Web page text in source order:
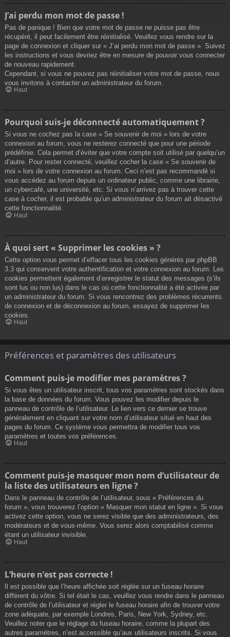
J’ai perdu mon mot de passe !
Pas de panique ! Bien que votre mot de passe ne puisse pas être
récupéré, il peut facilement être réinitialisé. Veuillez vous rendre sur la
page de connexion et cliquer sur « J’ai perdu mon mot de passe ». Suivez
les instructions et vous devriez être en mesure de pouvoir vous connecter
de nouveau rapidement.
Cependant, si vous ne pouvez pas réinitialiser votre mot de passe, nous
vous invitons à contacter un administrateur du forum.
Haut
Pourquoi suis-je déconnecté automatiquement ?
Si vous ne cochez pas la case « Se souvenir de moi » lors de votre
connexion au forum, vous ne resterez connecté que pour une période
prédéfinie. Cela permet d’éviter que votre compte soit utilisé par quelqu’un
d’autre. Pour rester connecté, veuillez cocher la case « Se souvenir de
moi » lors de votre connexion au forum. Ceci n’est pas recommandé si
vous accédez au forum depuis un ordinateur public, comme une librairie,
un cybercafé, une université, etc. Si vous n’arrivez pas à trouver cette
case à cocher, il est probable qu’un administrateur du forum ait désactivé
cette fonctionnalité.
Haut
À quoi sert « Supprimer les cookies » ?
Cette option vous permet d’effacer tous les cookies générés par phpBB
3.3 qui conservent votre authentification et votre connexion au forum. Les
cookies permettent également d’enregistrer le statut des messages (s’ils
sont lus ou non lus) dans le cas où cette fonctionnalité a été activée par
un administrateur du forum. Si vous rencontrez des problèmes récurrents
de connexion et de déconnexion au forum, essayez de supprimer les
cookies.
Haut
Préférences et paramètres des utilisateurs
Comment puis-je modifier mes paramètres ?
Si vous êtes un utilisateur inscrit, tous vos paramètres sont stockés dans
la base de données du forum. Vous pouvez les modifier depuis le
panneau de contrôle de l’utilisateur. Le lien vers ce dernier se trouve
généralement en cliquant sur votre nom d’utilisateur situé en haut des
pages du forum. Ce système vous permettra de modifier tous vos
paramètres et toutes vos préférences.
Haut
Comment puis-je masquer mon nom d’utilisateur de
la liste des utilisateurs en ligne ?
Dans le panneau de contrôle de l’utilisateur, sous « Préférences du
forum », vous trouverez l’option « Masquer mon statut en ligne ». Si vous
activez cette option, vous ne serez visible que des administrateurs, des
modérateurs et de vous-même. Vous serez alors comptabilisé comme
étant un utilisateur invisible.
Haut
L’heure n’est pas correcte !
Il est possible que l’heure affichée soit réglée sur un fuseau horaire
différent du vôtre. Si tel était le cas, veuillez vous rendre dans le panneau
de contrôle de l’utilisateur et régler le fuseau horaire afin de trouver votre
zone adéquate, par exemple Londres, Paris, New York, Sydney, etc.
Veuillez noter que le réglage du fuseau horaire, comme la plupart des
autres paramètres, n’est accessible qu’aux utilisateurs inscrits. Si vous